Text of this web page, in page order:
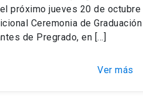
próximo jueves 20 de octubre
Ceremonia de Graduación
de Pregrado, en […]
Ver más